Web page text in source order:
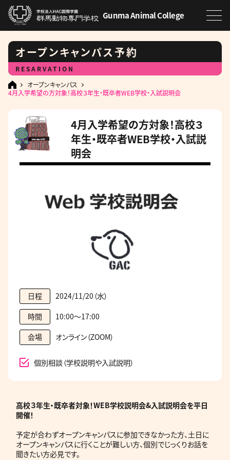
Gunma Animal College
オープンキャンパス予約
RESARVATION
オープンキャンパス
4月入学希望の方対象！高校３年生・既卒者WEB学校・入試説明会
4月入学希望の方対象！高校３
年生・既卒者WEB学校・入試説
明会
日程 2024/11/20（水）
時間 10:00～17:00
会場 オンライン（ZOOM）
個別相談（学校説明や入試説明）
高校３年生・既卒者対象！WEB学校説明会&入試説明会を平日
開催！
予定が合わずオープンキャンパスに参加できなかった方、土日に
オープンキャンパスに行くことが難しい方、個別でじっくりお話を
聞きたい方必見です。